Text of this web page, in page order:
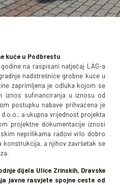
kuće u Podbrestu
godine na raspisani natječaj LAG-a
nadstrešnice grobne kuće u
zaprimljena je odluka kojom se
iznos sufinanciranja u iznosu od
postupku nabave prihvaćena je
a ukupna vrijednost projekta
projektne dokumentacije iznosi
neprilikama radovi vrlo dobro
konstrukcija, a njihov završetak se
dijela Ulice Zrinskih, Dravske
javne rasvjete spojne ceste od